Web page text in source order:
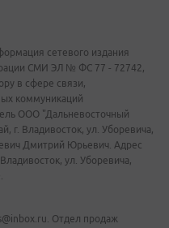
сетевого издания
СМИ ЭЛ № ФС 77 - 72742,
в сфере связи,
коммуникаций
ООО "Дальневосточный
г. Владивосток, ул. Уборевича,
Дмитрий Юрьевич. Адрес
ул. Уборевича,
Отдел продаж